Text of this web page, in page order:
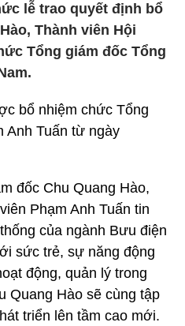
lễ trao quyết định bổ
Thành viên Hội
Tổng giám đốc Tổng
bổ nhiệm chức Tổng
Anh Tuấn từ ngày
đốc Chu Quang Hào,
Phạm Anh Tuấn tin
của ngành Bưu điện
sức trẻ, sự năng động
động, quản lý trong
Quang Hào sẽ cùng tập
triển lên tầm cao mới.